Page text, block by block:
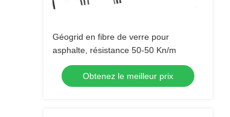
Géogrid en fibre de verre pour
asphalte, résistance 50-50 Kn/m
Obtenez le meilleur prix